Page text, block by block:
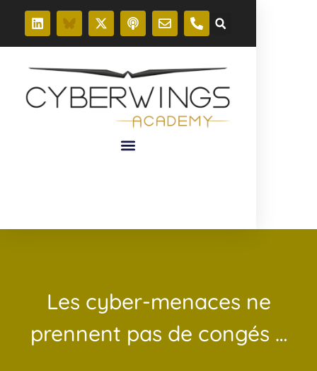
Les cyber-menaces ne
prennent pas de congés …